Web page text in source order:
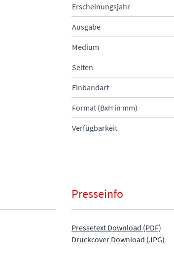
Erscheinungsjahr
Ausgabe
Medium
Seiten
Einbandart
Format (BxH in mm)
Verfügbarkeit
Presseinfo
Pressetext Download (PDF)
Druckcover Download (JPG)